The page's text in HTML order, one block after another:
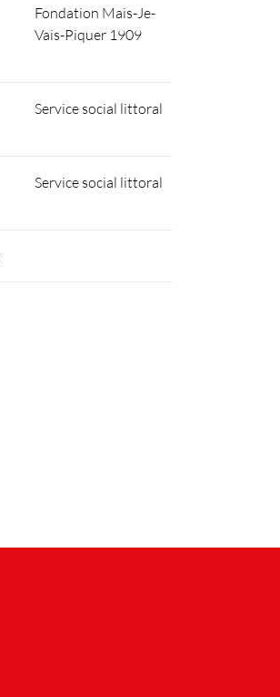
Fondation Mais-Je-
Vais-Piquer 1909
Service social littoral
Service social littoral